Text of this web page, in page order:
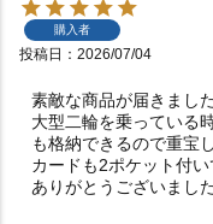
購入者
投稿日 2026/07/04
素敵な商品が届きました
大型二輪を乗っている
も格納できるので重宝
カードも2ポケット付
ありがとうございました